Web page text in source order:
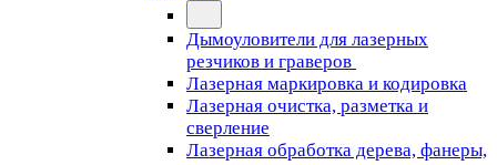
Дымоуловители для лазерных
резчиков и граверов
Лазерная маркировка и кодировка
Лазерная очистка, разметка и
сверление
Лазерная обработка дерева, фанеры,